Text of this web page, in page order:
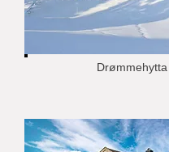
Drømmehytta